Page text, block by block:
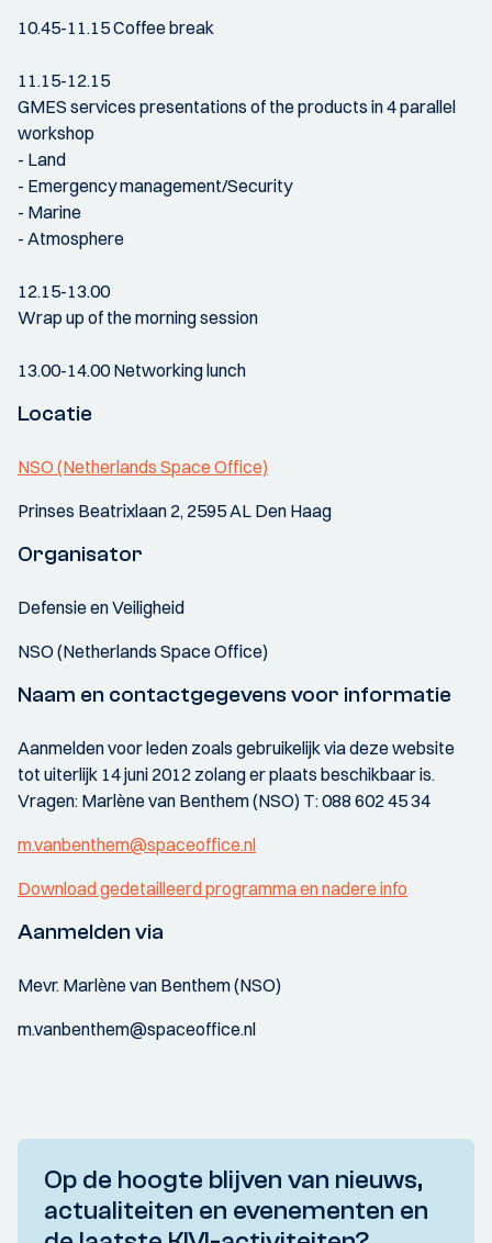
10.45-11.15 Coffee break
11.15-12.15
GMES services presentations of the products in 4 parallel
workshop
- Land
- Emergency management/Security
- Marine
- Atmosphere
12.15-13.00
Wrap up of the morning session
13.00-14.00 Networking lunch
Locatie
NSO (Netherlands Space Office)
Prinses Beatrixlaan 2, 2595 AL Den Haag
Organisator
Defensie en Veiligheid
NSO (Netherlands Space Office)
Naam en contactgegevens voor informatie
Aanmelden voor leden zoals gebruikelijk via deze website
tot uiterlijk 14 juni 2012 zolang er plaats beschikbaar is.
Vragen: Marlène van Benthem (NSO) T: 088 602 45 34
m.vanbenthem@spaceoffice.nl
Download gedetailleerd programma en nadere info
Aanmelden via
Mevr. Marlène van Benthem (NSO)
m.vanbenthem@spaceoffice.nl
Op de hoogte blijven van nieuws,
actualiteiten en evenementen en